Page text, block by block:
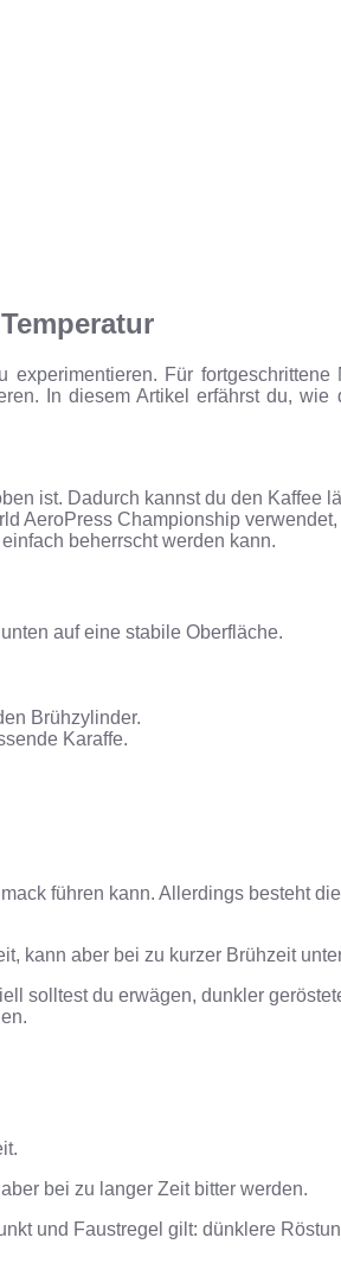
Für fortgeschrittene
In diesem Artikel erfährst du,
ist. Dadurch kannst du den Kaffee
AeroPress Championship
beherrscht werden kann.
auf eine stabile Oberfläche.
Brühzylinder.
Karaffe.
führen kann. Allerdings besteht
kann aber bei zu kurzer Brühzeit
solltest du erwägen, dunkler
bei zu langer Zeit bitter werden.
und Faustregel gilt: dünklere